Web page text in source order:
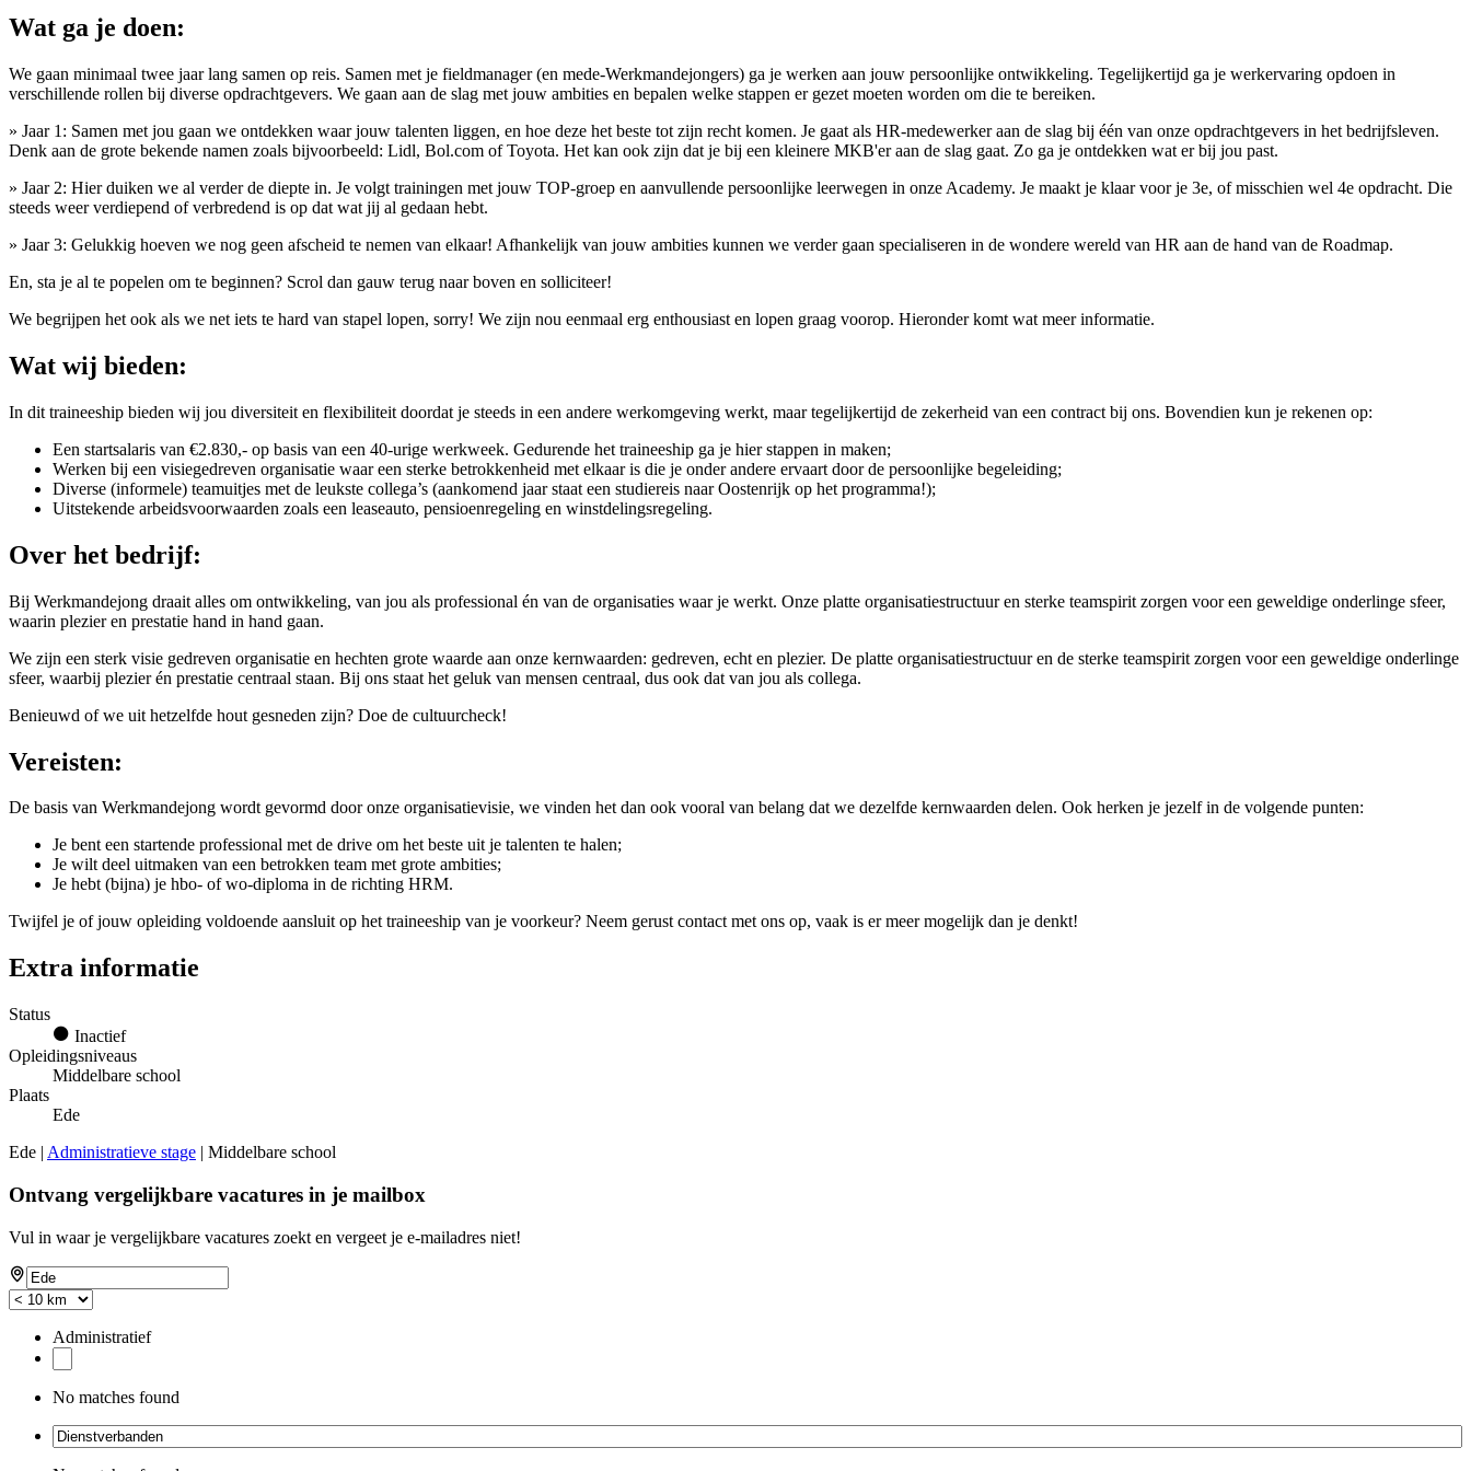
Wat ga je doen:
We gaan minimaal twee jaar lang samen op reis. Samen met je fieldmanager (en mede-Werkmandejongers) ga je werken aan jouw persoonlijke ontwikkeling. Tegelijkertijd ga je werkervaring opdoen in
verschillende rollen bij diverse opdrachtgevers. We gaan aan de slag met jouw ambities en bepalen welke stappen er gezet moeten worden om die te bereiken.
» Jaar 1: Samen met jou gaan we ontdekken waar jouw talenten liggen, en hoe deze het beste tot zijn recht komen. Je gaat als HR-medewerker aan de slag bij één van onze opdrachtgevers in het bedrijfsleven.
Denk aan de grote bekende namen zoals bijvoorbeeld: Lidl, Bol.com of Toyota. Het kan ook zijn dat je bij een kleinere MKB'er aan de slag gaat. Zo ga je ontdekken wat er bij jou past.
» Jaar 2: Hier duiken we al verder de diepte in. Je volgt trainingen met jouw TOP-groep en aanvullende persoonlijke leerwegen in onze Academy. Je maakt je klaar voor je 3e, of misschien wel 4e opdracht. Die
steeds weer verdiepend of verbredend is op dat wat jij al gedaan hebt.
» Jaar 3: Gelukkig hoeven we nog geen afscheid te nemen van elkaar! Afhankelijk van jouw ambities kunnen we verder gaan specialiseren in de wondere wereld van HR aan de hand van de Roadmap.
En, sta je al te popelen om te beginnen? Scrol dan gauw terug naar boven en solliciteer!
We begrijpen het ook als we net iets te hard van stapel lopen, sorry! We zijn nou eenmaal erg enthousiast en lopen graag voorop. Hieronder komt wat meer informatie.
Wat wij bieden:
In dit traineeship bieden wij jou diversiteit en flexibiliteit doordat je steeds in een andere werkomgeving werkt, maar tegelijkertijd de zekerheid van een contract bij ons. Bovendien kun je rekenen op:
Een startsalaris van €2.830,- op basis van een 40-urige werkweek. Gedurende het traineeship ga je hier stappen in maken;
Werken bij een visiegedreven organisatie waar een sterke betrokkenheid met elkaar is die je onder andere ervaart door de persoonlijke begeleiding;
Diverse (informele) teamuitjes met de leukste collega’s (aankomend jaar staat een studiereis naar Oostenrijk op het programma!);
Uitstekende arbeidsvoorwaarden zoals een leaseauto, pensioenregeling en winstdelingsregeling.
Over het bedrijf:
Bij Werkmandejong draait alles om ontwikkeling, van jou als professional én van de organisaties waar je werkt. Onze platte organisatiestructuur en sterke teamspirit zorgen voor een geweldige onderlinge sfeer,
waarin plezier en prestatie hand in hand gaan.
We zijn een sterk visie gedreven organisatie en hechten grote waarde aan onze kernwaarden: gedreven, echt en plezier. De platte organisatiestructuur en de sterke teamspirit zorgen voor een geweldige onderlinge
sfeer, waarbij plezier én prestatie centraal staan. Bij ons staat het geluk van mensen centraal, dus ook dat van jou als collega.
Benieuwd of we uit hetzelfde hout gesneden zijn? Doe de cultuurcheck!
Vereisten:
De basis van Werkmandejong wordt gevormd door onze organisatievisie, we vinden het dan ook vooral van belang dat we dezelfde kernwaarden delen. Ook herken je jezelf in de volgende punten:
Je bent een startende professional met de drive om het beste uit je talenten te halen;
Je wilt deel uitmaken van een betrokken team met grote ambities;
Je hebt (bijna) je hbo- of wo-diploma in de richting HRM.
Twijfel je of jouw opleiding voldoende aansluit op het traineeship van je voorkeur? Neem gerust contact met ons op, vaak is er meer mogelijk dan je denkt!
Extra informatie
Status
Inactief
Opleidingsniveaus
Middelbare school
Plaats
Ede
Ede | Administratieve stage | Middelbare school
Ontvang vergelijkbare vacatures in je mailbox
Vul in waar je vergelijkbare vacatures zoekt en vergeet je e-mailadres niet!
Administratief
No matches found